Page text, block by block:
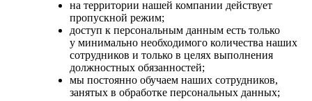
на территории нашей компании действует
пропускной режим;
доступ к персональным данным есть только
у минимально необходимого количества наших
сотрудников и только в целях выполнения
должностных обязанностей;
мы постоянно обучаем наших сотрудников,
занятых в обработке персональных данных;